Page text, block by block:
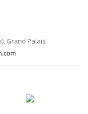
Grand Palais